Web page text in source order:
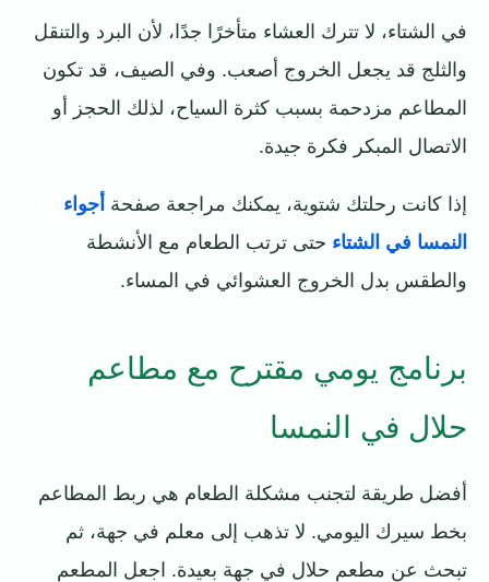
في الشتاء، لا تترك العشاء متأخرًا جدًا، لأن البرد والتنقل
والثلج قد يجعل الخروج أصعب. وفي الصيف، قد تكون
المطاعم مزدحمة بسبب كثرة السياح، لذلك الحجز أو
الاتصال المبكر فكرة جيدة.
إذا كانت رحلتك شتوية، يمكنك مراجعة صفحة أجواء
النمسا في الشتاء حتى ترتب الطعام مع الأنشطة
والطقس بدل الخروج العشوائي في المساء.
برنامج يومي مقترح مع مطاعم
حلال في النمسا
أفضل طريقة لتجنب مشكلة الطعام هي ربط المطاعم
بخط سيرك اليومي. لا تذهب إلى معلم في جهة، ثم
تبحث عن مطعم حلال في جهة بعيدة. اجعل المطعم